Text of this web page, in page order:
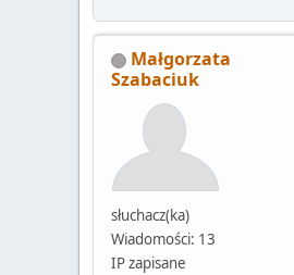
Małgorzata
Szabaciuk
słuchacz(ka)
Wiadomości: 13
IP zapisane